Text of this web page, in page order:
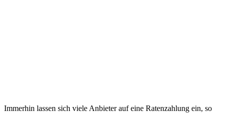
Immerhin lassen sich viele Anbieter auf eine Ratenzahlung ein, so